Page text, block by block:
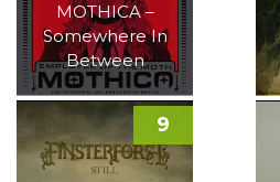
MOTHICA –
Somewhere In
Between
9